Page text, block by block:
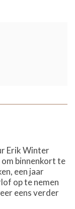
Erik Winter
binnenkort te
een jaar
op te nemen
eens verder